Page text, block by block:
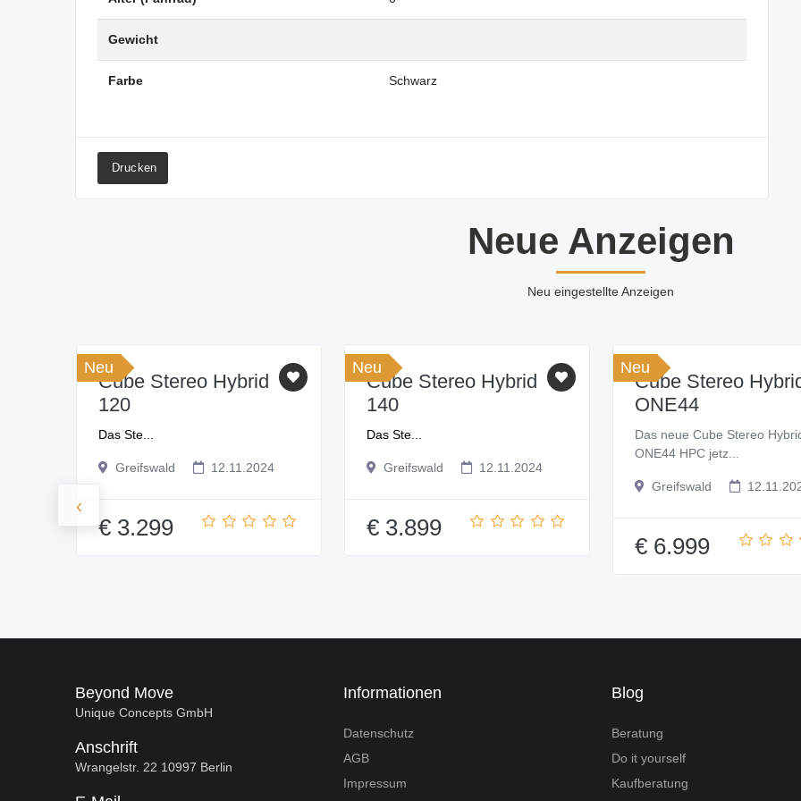
Gewicht
Farbe Schwarz
Drucken
Neue Anzeigen
Neu eingestellte Anzeigen
Neu
Cube Stereo Hybrid
120
Das Ste...
Greifswald 12.11.2024
€ 3.299
Neu
Cube Stereo Hybrid
140
Das Ste...
Greifswald 12.11.2024
€ 3.899
Neu
Cube Stereo
ONE44
Das neue Cube Stereo
ONE44 HPC jetz...
Greifswald
€ 6.999
‹
Beyond Move
Unique Concepts GmbH
Anschrift
Wrangelstr. 22 10997 Berlin
Informationen
Datenschutz
AGB
Impressum
Blog
Beratung
Do it yourself
Kaufberatung